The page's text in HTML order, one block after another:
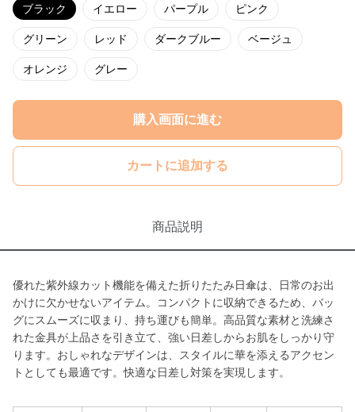
ブラック イエロー パープル ピンク
グリーン レッド ダークブルー ベージュ
オレンジ グレー
購入画面に進む
カートに追加する
商品説明
優れた紫外線カット機能を備えた折りたたみ日傘は、日常のお出
かけに欠かせないアイテム。コンパクトに収納できるため、バッ
グにスムーズに収まり、持ち運びも簡単。高品質な素材と洗練さ
れた金具が上品さを引き立て、強い日差しからお肌をしっかり守
ります。おしゃれなデザインは、スタイルに華を添えるアクセン
トとしても最適です。快適な日差し対策を実現します。